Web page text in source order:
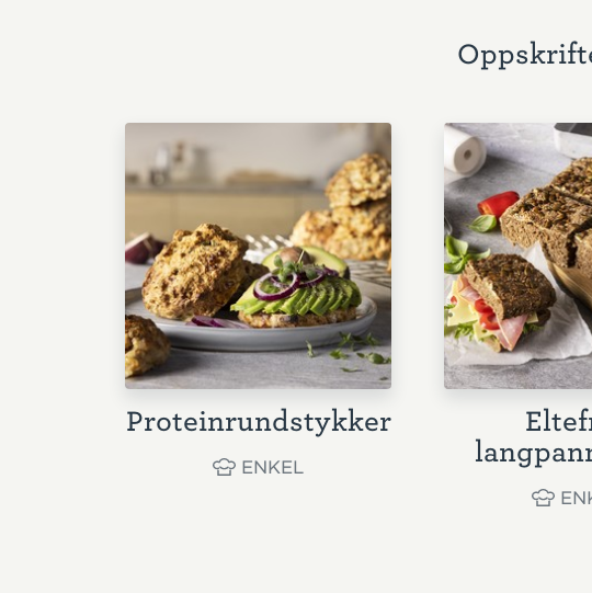
Proteinrundstykker
ENKEL